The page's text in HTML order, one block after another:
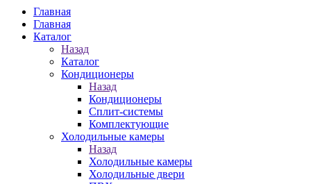
Главная
Главная
Каталог
Назад
Каталог
Кондиционеры
Назад
Кондиционеры
Сплит-системы
Комплектующие
Холодильные камеры
Назад
Холодильные камеры
Холодильные двери